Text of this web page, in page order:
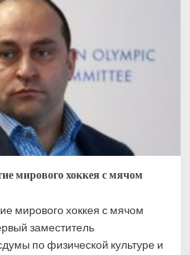
мирового хоккея с мячом
мирового хоккея с мячом
заместитель
по физической культуре и